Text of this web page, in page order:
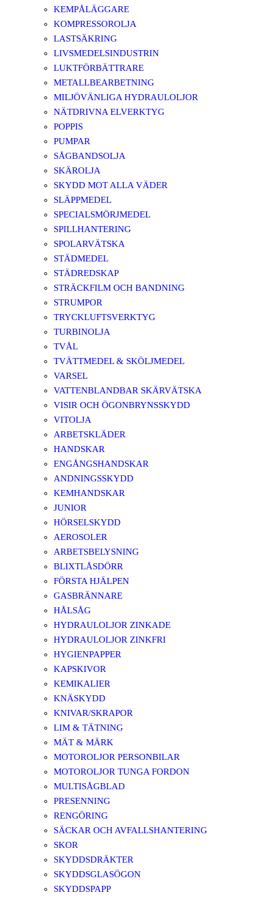
KEMPÅLÄGGARE
KOMPRESSOROLJA
LASTSÄKRING
LIVSMEDELSINDUSTRIN
LUKTFÖRBÄTTRARE
METALLBEARBETNING
MILJÖVÄNLIGA HYDRAULOLJOR
NÄTDRIVNA ELVERKTYG
POPPIS
PUMPAR
SÅGBANDSOLJA
SKÄROLJA
SKYDD MOT ALLA VÄDER
SLÄPPMEDEL
SPECIALSMÖRJMEDEL
SPILLHANTERING
SPOLARVÄTSKA
STÄDMEDEL
STÄDREDSKAP
STRÄCKFILM OCH BANDNING
STRUMPOR
TRYCKLUFTSVERKTYG
TURBINOLJA
TVÅL
TVÄTTMEDEL & SKÖLJMEDEL
VARSEL
VATTENBLANDBAR SKÄRVÄTSKA
VISIR OCH ÖGONBRYNSSKYDD
VITOLJA
ARBETSKLÄDER
HANDSKAR
ENGÅNGSHANDSKAR
ANDNINGSSKYDD
KEMHANDSKAR
JUNIOR
HÖRSELSKYDD
AEROSOLER
ARBETSBELYSNING
BLIXTLÅSDÖRR
FÖRSTA HJÄLPEN
GASBRÄNNARE
HÅLSÅG
HYDRAULOLJOR ZINKADE
HYDRAULOLJOR ZINKFRI
HYGIENPAPPER
KAPSKIVOR
KEMIKALIER
KNÄSKYDD
KNIVAR/SKRAPOR
LIM & TÄTNING
MÄT & MÄRK
MOTOROLJOR PERSONBILAR
MOTOROLJOR TUNGA FORDON
MULTISÅGBLAD
PRESENNING
RENGÖRING
SÄCKAR OCH AVFALLSHANTERING
SKOR
SKYDDSDRÄKTER
SKYDDSGLASÖGON
SKYDDSPAPP